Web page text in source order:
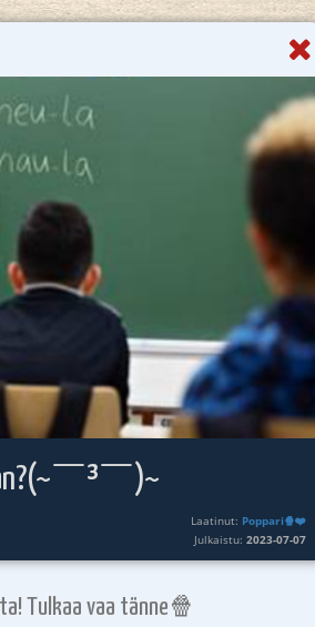
￣⁠³⁠￣⁠)⁠~
Laatinut: Poppari🍿❤️
Julkaistu:2023-07-07
Tulkaa vaa tänne🍿